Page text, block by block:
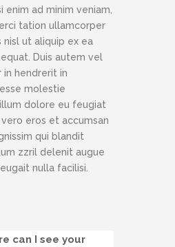
enim ad minim veniam,
tation ullamcorper
ut aliquip ex ea
Duis autem vel
in hendrerit in
molestie
dolore eu feugiat
eros et accumsan
qui blandit
zzril delenit augue
nulla facilisi.
can I see your